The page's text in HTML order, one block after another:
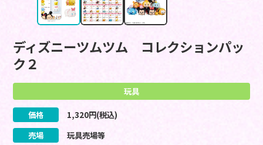
ディズニーツムツム コレクションパッ
ク２
玩具
価格 1,320円(税込)
売場
玩具売場等